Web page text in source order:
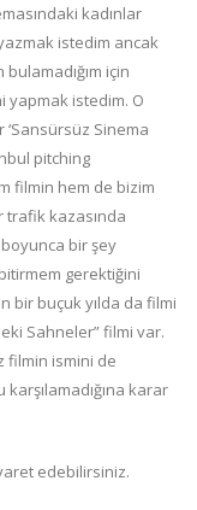
kadınlar
istedim ancak
için
yapmak istedim. O
‘Sansürsüz Sinema
pitching
filmin hem de bizim
trafik kazasında
boyunca bir şey
gerektiğini
bir buçuk yılda da filmi
Sahneler” filmi var.
filmin ismini de
karar
edebilirsiniz.